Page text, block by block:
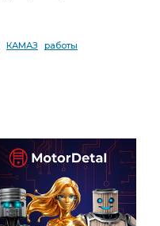
КАМАЗ
работы